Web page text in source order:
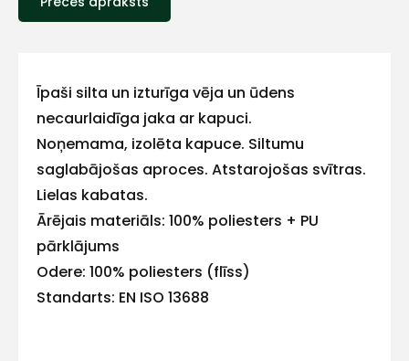
Īpaši silta un izturīga vēja un ūdens
necaurlaidīga jaka ar kapuci.
Noņemama, izolēta kapuce. Siltumu
saglabājošas aproces. Atstarojošas svītras.
Lielas kabatas.
Ārējais materiāls: 100% poliesters + PU
pārklājums
Odere: 100% poliesters (flīss)
Standarts: EN ISO 13688
Sazinies
ar
mums!
Atbildēsim
pēc
ātrāk
Vārds
+